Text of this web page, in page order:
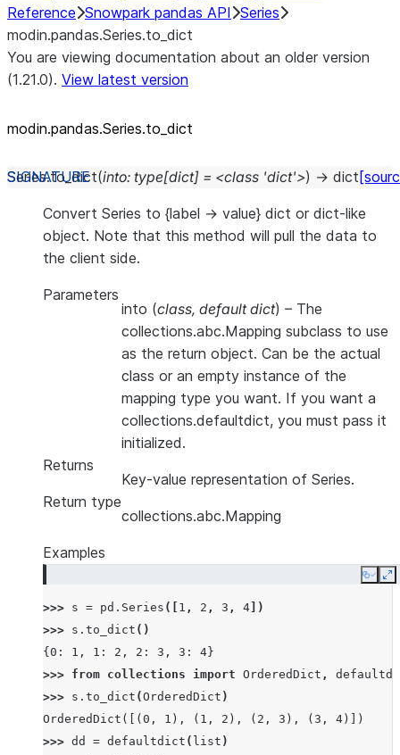
Reference Snowpark pandas API Series
modin.pandas.Series.to_dict
You are viewing documentation about an older version
(1.21.0). View latest version
modin.pandas.Series.to_dict
Series.to_dict(into: type[dict] = <class 'dict'>) → dict
Convert Series to {label -> value} dict or dict-like
object. Note that this method will pull the data to
the client side.
Parameters
into (class, default dict) – The
collections.abc.Mapping subclass to use
as the return object. Can be the actual
class or an empty instance of the
mapping type you want. If you want a
collections.defaultdict, you must pass it
initialized.
Returns
Key-value representation of Series.
Return type
collections.abc.Mapping
Examples
Copy
>>> s = pd . Series ([ 1 , 2 , 3 , 4 ])
>>> s . to_dict ()
{0: 1, 1: 2, 2: 3, 3: 4}
>>> from collections import OrderedDict ,
>>> s . to_dict (OrderedDict )
OrderedDict([(0, 1), (1, 2), (2, 3), (3, 4)])
>>> dd = defaultdict ( list )